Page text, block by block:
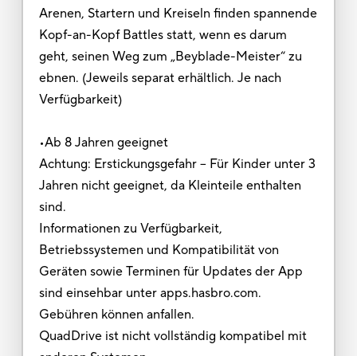
Arenen, Startern und Kreiseln finden spannende
Kopf-an-Kopf Battles statt, wenn es darum
geht, seinen Weg zum „Beyblade-Meister“ zu
ebnen. (Jeweils separat erhältlich. Je nach
Verfügbarkeit)
•Ab 8 Jahren geeignet
Achtung: Erstickungsgefahr – Für Kinder unter 3
Jahren nicht geeignet, da Kleinteile enthalten
sind.
Informationen zu Verfügbarkeit,
Betriebssystemen und Kompatibilität von
Geräten sowie Terminen für Updates der App
sind einsehbar unter apps.hasbro.com.
Gebühren können anfallen.
QuadDrive ist nicht vollständig kompatibel mit